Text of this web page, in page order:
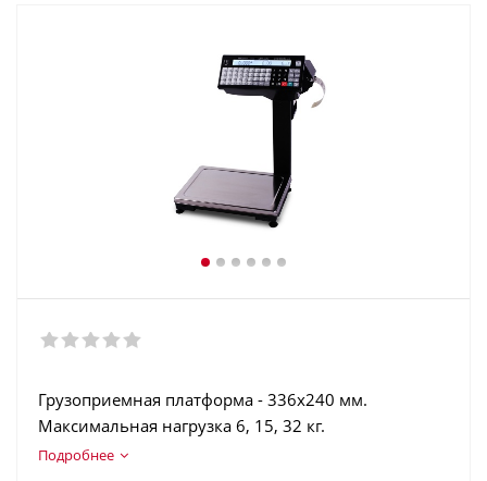
Грузоприемная платформа - 336х240 мм.
Максимальная нагрузка 6, 15, 32 кг.
Двухсторонняя торговая индикация. Печать
Подробнее